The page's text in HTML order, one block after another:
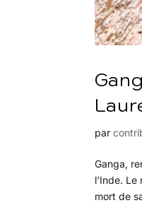
par
Ganga,
l’Inde.
mort de